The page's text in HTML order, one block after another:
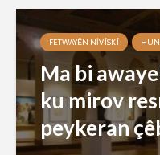
FETWAYÊN NIVÎSKÎ
Ma bi
ku mirov
peykeran